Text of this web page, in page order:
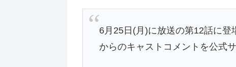
6月25日(月)に放送の第12話に
からのキャストコメントを公式